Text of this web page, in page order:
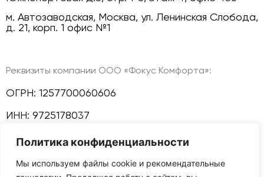
Политика конфиденциальности
Мы используем файлы cookie и рекомендательные
м. Автозаводская, Москва, ул. Ленинская Слобода,
д. 21, корп. 1 офис №1
Реквизиты компании ООО «Фокус Комфорта»:
ОГРН: 1257700060606
ИНН: 9725178037
КПП: 772501001
Политика конфиденциальности